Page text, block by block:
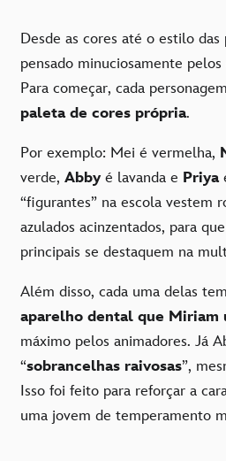
Desde as cores até o estilo
pensado minuciosamente
Para começar, cada
paleta de cores própria.
Por exemplo: Mei é vermelha,
verde, Abby é lavanda e Priya
“figurantes” na escola vestem
azulados acinzentados, para
principais se destaquem na
Além disso, cada uma delas
aparelho dental que Miriam
máximo pelos animadores. Já
“sobrancelhas raivosas”,
Isso foi feito para reforçar a
uma jovem de temperamento